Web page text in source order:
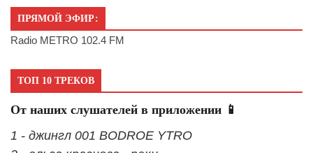
ПРЯМОЙ ЭФИР:
Radio METRO 102.4 FM
ТОП 10 ТРЕКОВ
От наших слушателей в приложении 📱
1 - джингл 001 BODROE YTRO